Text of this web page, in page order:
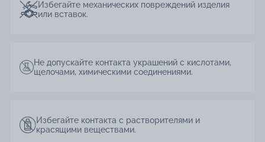
Избегайте механических повреждений изделия
или вставок.
Не допускайте контакта украшений с кислотами,
щелочами, химическими соединениями.
Избегайте контакта с растворителями и
красящими веществами.